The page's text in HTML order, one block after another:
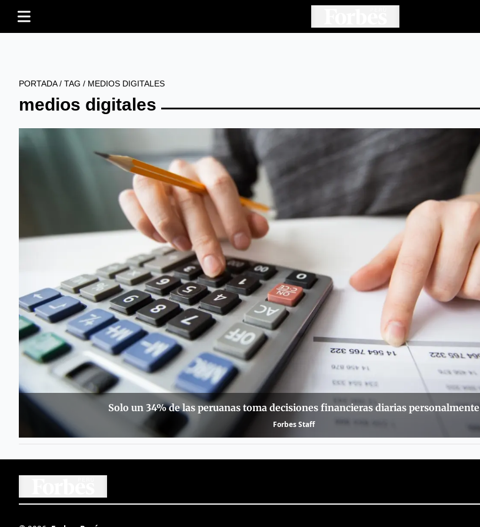
PORTADA/ TAG / MEDIOS DIGITALES
medios digitales
Solo un 34% de las peruanas toma decisiones financieras diarias personalmente
Forbes Staff